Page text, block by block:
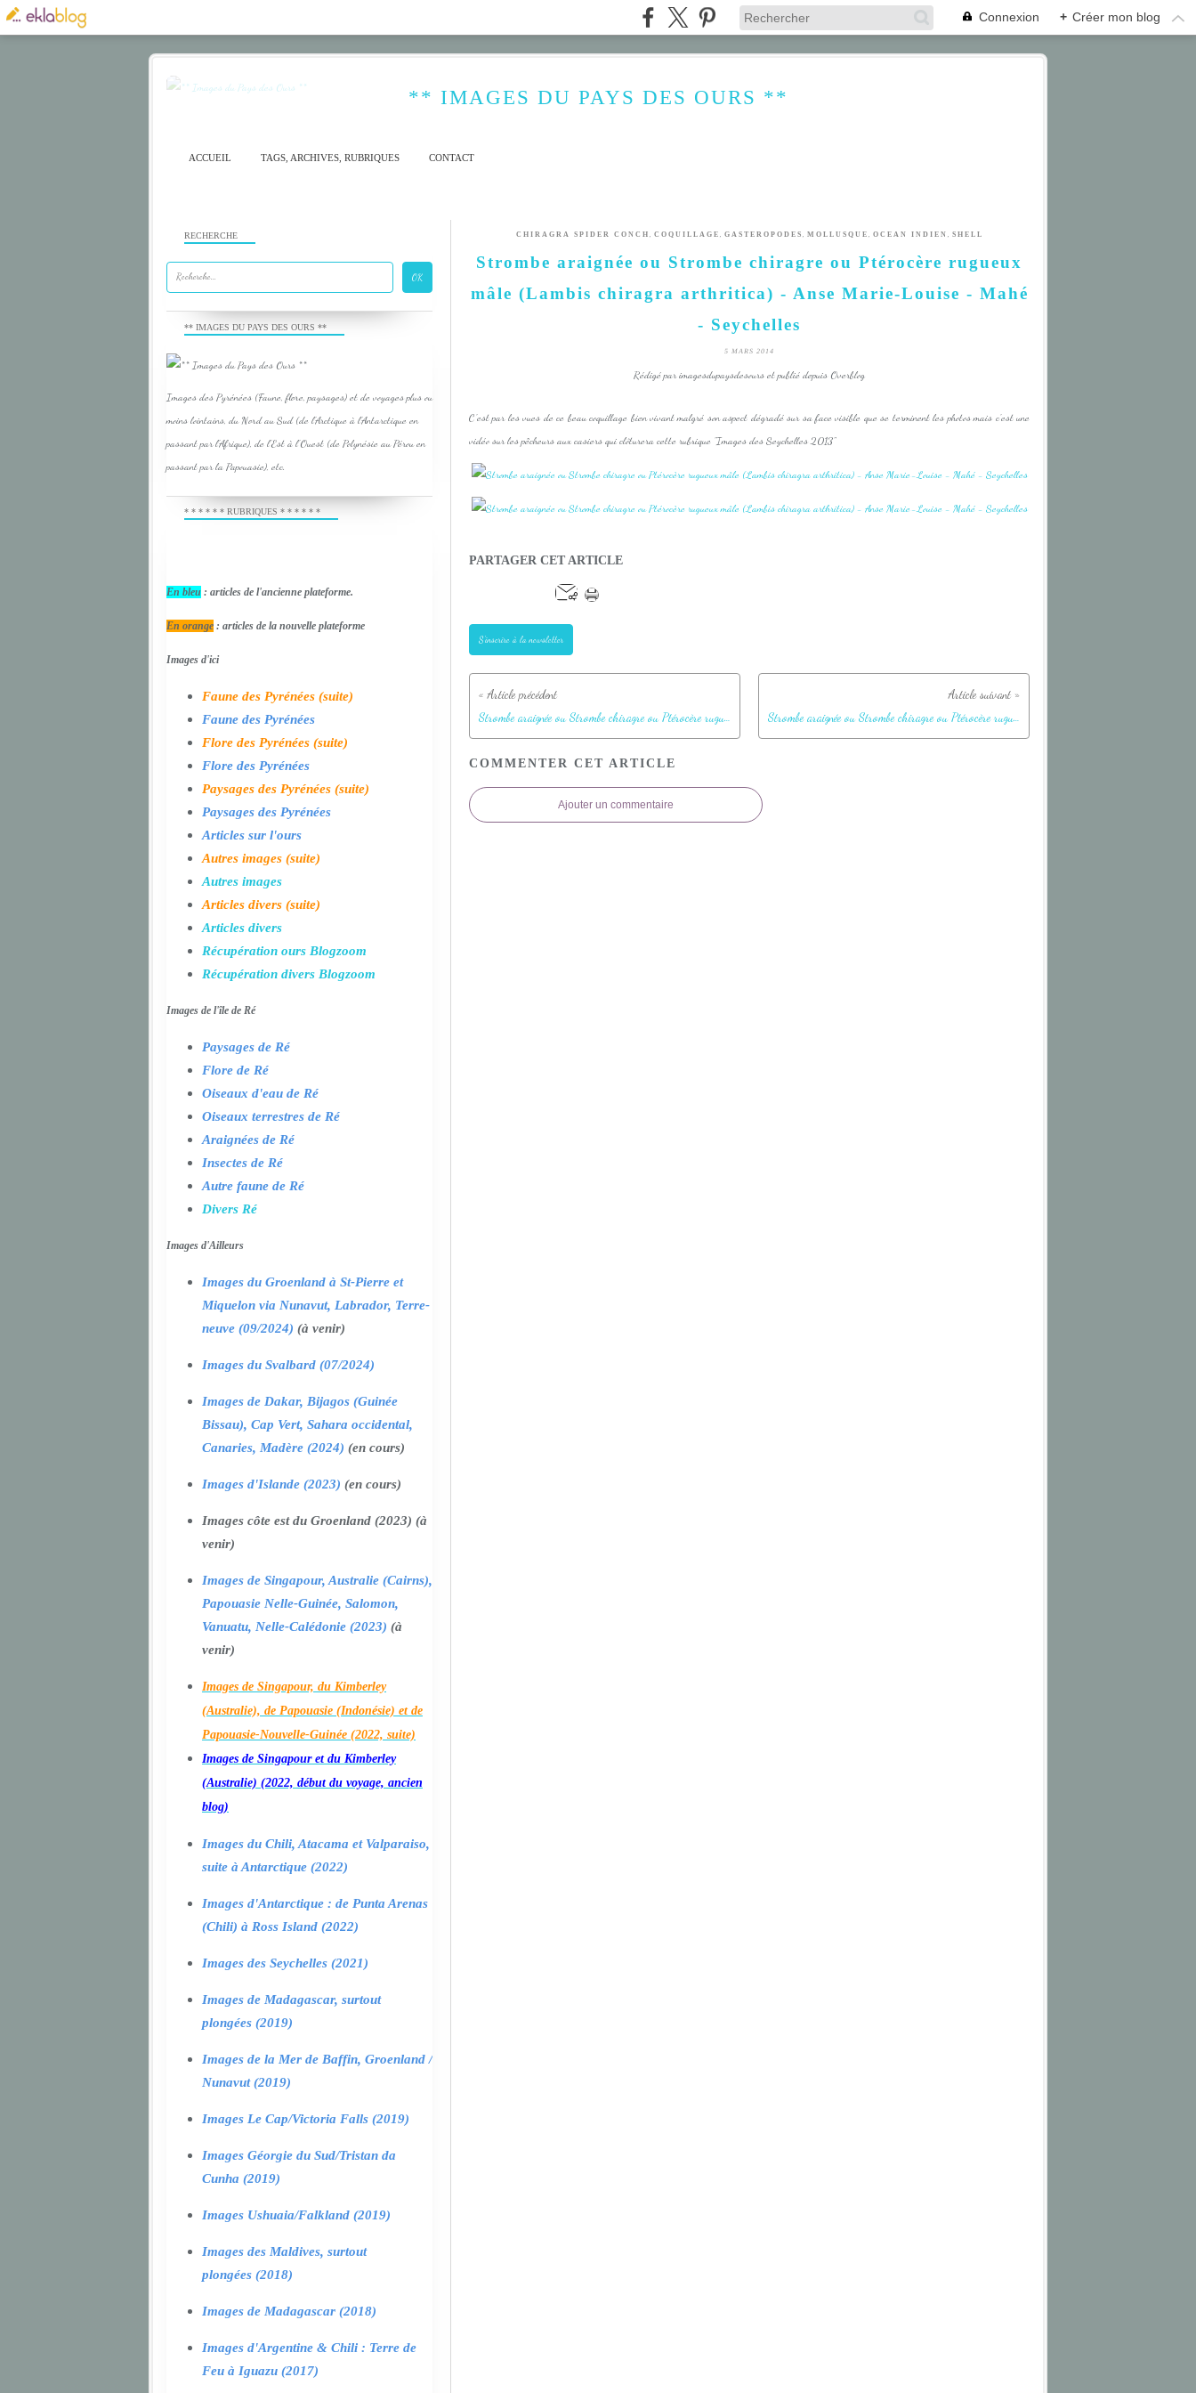
Connexion + Créer mon blog
** IMAGES DU PAYS DES OURS **
ACCUEIL TAGS, ARCHIVES, RUBRIQUES CONTACT
CHIRAGRA SPIDER CONCH , COQUILLAGE , GASTEROPODES , MOLLUSQUE , OCEAN INDIEN , SHELL
Strombe araignée ou Strombe chiragre ou Ptérocère rugueux
mâle (Lambis chiragra arthritica) - Anse Marie-Louise - Mahé
- Seychelles
5 MARS 2014
Rédigé par imagesdupaysdesours et publié depuis Overblog
C'est par les vues de ce beau coquillage bien vivant malgré son aspect dégradé sur sa face visible que se terminent les photos mais c'est une
vidéo sur les pêcheurs aux casiers qui clôturera cette rubrique "Images des Seychelles 2013"
PARTAGER CET ARTICLE
S'inscrire à la newsletter
Strombe araignée ou Strombe chiragre ou Ptérocère rugueux mâle (Lambis chiragra arthritica) - Anse Marie-Louise - Mahé - Seychelles Strombe araignée ou Strombe chiragre ou Ptérocère rugueux mâle (Lambis chiragra arthritica) - Anse Marie-Louise - Mahé - Seychelles
COMMENTER CET ARTICLE
Ajouter un commentaire
RECHERCHE
** IMAGES DU PAYS DES OURS **
Images des Pyrénées (Faune, flore, paysages) et de voyages plus ou
moins lointains, du Nord au Sud (de l'Arctique à l'Antarctique en
passant par l'Afrique), de l'Est à l'Ouest (de Polynésie au Pérou en
passant par la Papouasie), etc.
* * * * * * RUBRIQUES * * * * * *
En bleu : articles de l'ancienne plateforme.
En orange : articles de la nouvelle plateforme
Images d'ici
Faune des Pyrénées (suite)
Faune des Pyrénées
Flore des Pyrénées (suite)
Flore des Pyrénées
Paysages des Pyrénées (suite)
Paysages des Pyrénées
Articles sur l'ours
Autres images (suite)
Autres images
Articles divers (suite)
Articles divers
Récupération ours Blogzoom
Récupération divers Blogzoom
Images de l'île de Ré
Paysages de Ré
Flore de Ré
Oiseaux d'eau de Ré
Oiseaux terrestres de Ré
Araignées de Ré
Insectes de Ré
Autre faune de Ré
Divers Ré
Images d'Ailleurs
Images du Groenland à St-Pierre et
Miquelon via Nunavut, Labrador, Terre-
neuve (09/2024) (à venir)
Images du Svalbard (07/2024)
Images de Dakar, Bijagos (Guinée
Bissau), Cap Vert, Sahara occidental,
Canaries, Madère (2024) (en cours)
Images d'Islande (2023) (en cours)
Images côte est du Groenland (2023) (à
venir)
Images de Singapour, Australie (Cairns),
Papouasie Nelle-Guinée, Salomon,
Vanuatu, Nelle-Calédonie (2023) (à
venir)
Images de Singapour, du Kimberley
(Australie), de Papouasie (Indonésie) et de
Papouasie-Nouvelle-Guinée (2022, suite)
Images de Singapour et du Kimberley
(Australie) (2022, début du voyage, ancien
blog)
Images du Chili, Atacama et Valparaiso,
suite à Antarctique (2022)
Images d'Antarctique : de Punta Arenas
(Chili) à Ross Island (2022)
Images des Seychelles (2021)
Images de Madagascar, surtout
plongées (2019)
Images de la Mer de Baffin, Groenland /
Nunavut (2019)
Images Le Cap/Victoria Falls (2019)
Images Géorgie du Sud/Tristan da
Cunha (2019)
Images Ushuaia/Falkland (2019)
Images des Maldives, surtout
plongées (2018)
Images de Madagascar (2018)
Images d'Argentine & Chili : Terre de
Feu à Iguazu (2017)